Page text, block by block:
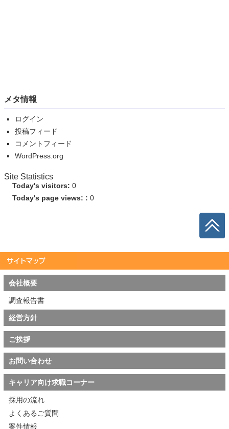
メタ情報
ログイン
投稿フィード
コメントフィード
WordPress.org
Site Statistics
Today's visitors: 0
Today's page views: : 0
会社概要
調査報告書
経営方針
ご挨拶
お問い合わせ
キャリア向け求職コーナー
採用の流れ
よくあるご質問
案件情報